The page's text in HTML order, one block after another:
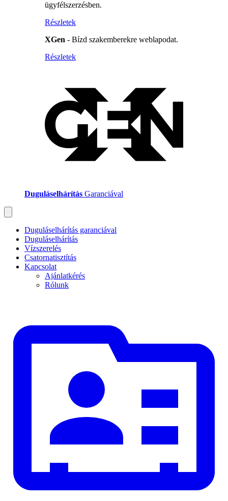
ügyfélszerzésben.
Részletek
XGen - Bízd szakemberekre weblapodat.
Részletek
Duguláselhárítás Garanciával
Duguláselhárítás garanciával
Duguláselhárítás
Vízszerelés
Csatornatisztítás
Kapcsolat
Ajánlatkérés
Rólunk